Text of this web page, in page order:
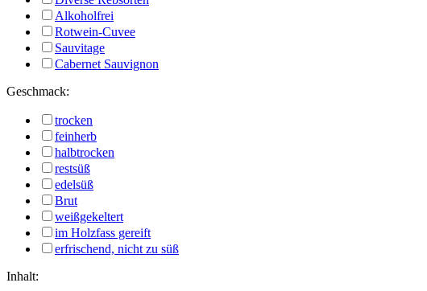
Alkoholfrei
Rotwein-Cuvee
Sauvitage
Cabernet Sauvignon
Geschmack:
trocken
feinherb
halbtrocken
restsüß
edelsüß
Brut
weißgekeltert
im Holzfass gereift
erfrischend, nicht zu süß
Inhalt: